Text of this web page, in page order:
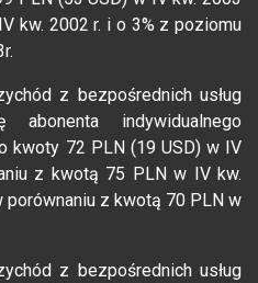
kw. 2002 r. i o 3% z poziomu
z bezpośrednich usług
indywidualnego
kwoty 72 PLN (19 USD) w IV
z kwotą 75 PLN w IV kw.
porównaniu z kwotą 70 PLN w
z bezpośrednich usług